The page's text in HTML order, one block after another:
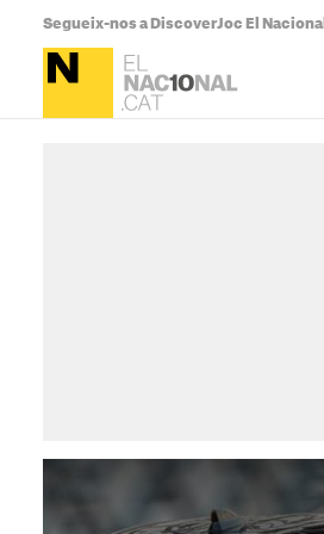
Segueix-nos a DiscoverJoc El Nacional